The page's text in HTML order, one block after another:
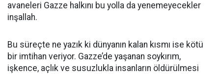
avaneleri Gazze halkını bu yolla da yenemeyecekler
inşallah.
Bu süreçte ne yazık ki dünyanın kalan kısmı ise kötü
bir imtihan veriyor. Gazze’de yaşanan soykırım,
işkence, açlık ve susuzlukla insanların öldürülmesi